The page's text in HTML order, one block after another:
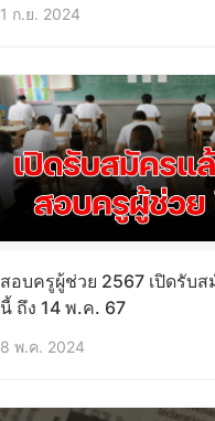
1 ก.ย. 2024
สอบครูผู้ช่วย 2567 เปิดรับ
นี้ ถึง 14 พ.ค. 67
8 พ.ค. 2024